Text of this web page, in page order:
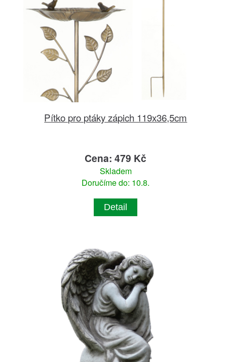
Pítko pro ptáky zápich 119x36,5cm
Cena: 479 Kč
Skladem
Doručíme do: 10.8.
Detail